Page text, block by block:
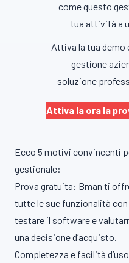
come questo
tua attività a
Attiva la tua demo
gestione
soluzione
Attiva la ora la
Ecco 5 motivi convincenti
gestionale:
Prova gratuita: Bman ti
tutte le sue funzionalità
testare il software e
una decisione d’acquisto.
Completezza e facilità